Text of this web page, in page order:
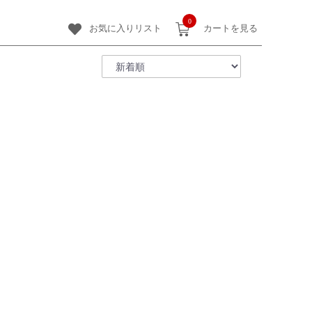
お気に入りリスト
0
カートを見る